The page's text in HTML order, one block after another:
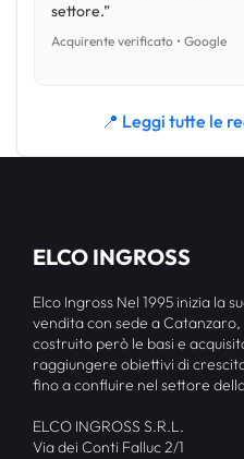
settore.”
Acquirente verificato • Google
📍 Leggi tutte le
ELCO INGROSS
Elco Ingross Nel 1995 inizia la
vendita con sede a
costruito però le basi e
raggiungere obiettivi di
fino a confluire nel settore
ELCO INGROSS S.R.L.
Via dei Conti Falluc 2/1